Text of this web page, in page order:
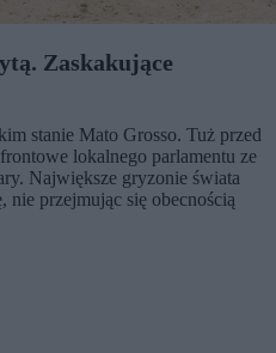
Zaskakujące
stanie Mato Grosso. Tuż przed
lokalnego parlamentu ze
Największe gryzonie świata
nie przejmując się obecnością